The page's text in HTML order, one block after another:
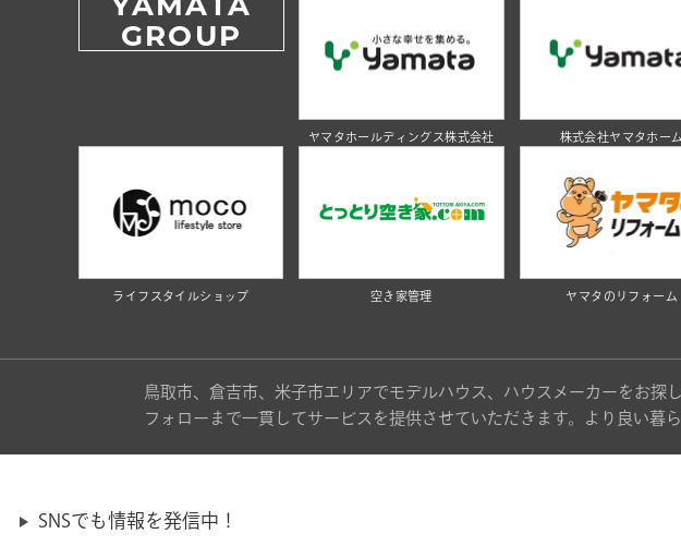
GROUP
ヤマタホールディングス株式会社 株式会社ヤマタホーム
ライフスタイルショップ 空き家管理 ヤマタのリフォーム
鳥取市、倉吉市、米子市エリアでモデルハウス、ハウスメーカーをお
フォローまで一貫してサービスを提供させていただきます。より良い暮
SNSでも情報を発信中！